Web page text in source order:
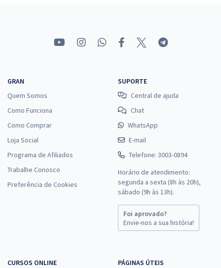
GRAN
Quem Somos
Como Funciona
Como Comprar
Loja Social
Programa de Afiliados
Trabalhe Conosco
Preferência de Cookies
SUPORTE
Central de ajuda
Chat
WhatsApp
E-mail
Telefone: 3003-0894
Horário de atendimento:
segunda a sexta (8h às 20h),
sábado (9h às 13h).
Foi aprovado?
Envie-nos a sua história!
CURSOS ONLINE PÁGINAS ÚTEIS